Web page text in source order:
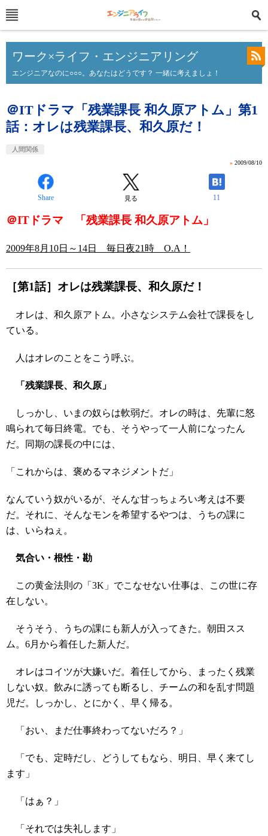
ワーク×ライフ・エンジニアリング
エンジニアなのに○○○。あなたはどうです？ 一緒に考えましょ！
＠ITドラマ「残業課長 和久原アトム」第1
話：オレは残業課長、和久原だ！
人間関係
» 2009/08/10
Share 見る 11
＠ITドラマ 「残業課長 和久原アトム」
2009年8月10日～14日 毎日夜21時 O.A！
［第1話］オレは残業課長、和久原だ！
オレは、和久原アトム。小さなシステム会社で課長をし
ている。
人はオレのことをこう呼ぶ。
「残業課長、和久原」
しっかし、いまの奴らは軟弱だ。オレの時は、先輩に怒
鳴られて毎日終電。でも、そうやって一人前になったん
だ。同期の課長の中には、
「これからは、褒めるマネジメントだ」
なんていう奴がいるが、そんな甘っちょろい考えは不要
だ。それに、そんなモンを希望するやつは、うちの課に
は、いらねぇ。
気合い・根性・勘
この黄金法則の「3K」でこなせない仕事は、この世に存
在しない。
そうそう、うちの課にも新人が入ってきた。朝田スス
ム。6月から着任した新人だ。
オレはコイツが大嫌いだ。着任してから、まったく残業
しない奴。飲みに誘っても断るし、チームの和を乱す問題
児だ。しっかし、とにかく、早く帰る。
「おい、まだ仕事終わってないだろ？」
「でも、定時だし、どうしてもなら、明日、早く来てし
ます」
「はぁ？」
「それでは失礼します」